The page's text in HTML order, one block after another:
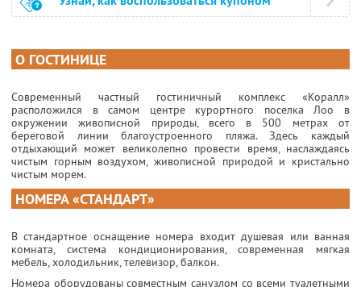
О ГОСТИНИЦЕ
Современный частный гостиничный комплекс «Коралл»
расположился в самом центре курортного поселка Лоо в
окружении живописной природы, всего в 500 метрах от
береговой линии благоустроенного пляжа. Здесь каждый
отдыхающий может великолепно провести время, наслаждаясь
чистым горным воздухом, живописной природой и кристально
чистым морем.
НОМЕРА «СТАНДАРТ»
В стандартное оснащение номера входит душевая или ванная
комната, система кондиционирования, современная мягкая
мебель, холодильник, телевизор, балкон.
Номера оборудованы совместным санузлом со всеми туалетными